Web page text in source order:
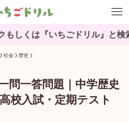
いちごドリル』と検索してね♪
社会 歴史
問一答問題｜中学歴史
校入試・定期テスト